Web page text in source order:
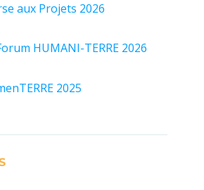
aux Projets 2026
HUMANI-TERRE 2026
2025